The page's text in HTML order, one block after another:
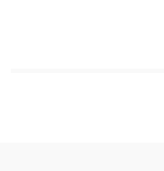
сохранением